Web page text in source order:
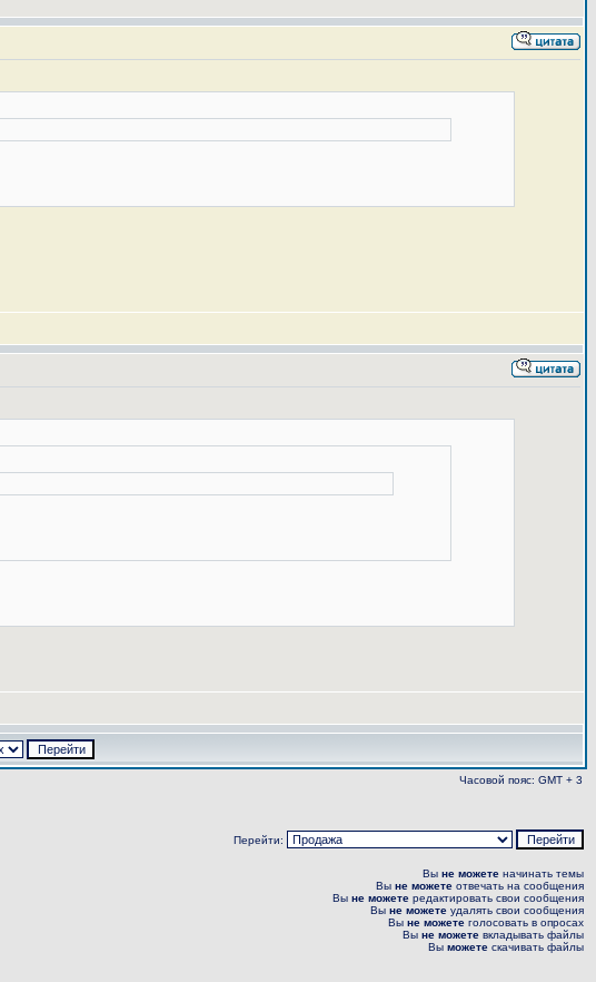
Часовой пояс: GMT + 3
Перейти:
Вы не можете начинать темы
Вы не можете отвечать на сообщения
Вы не можете редактировать свои сообщения
Вы не можете удалять свои сообщения
Вы не можете голосовать в опросах
Вы не можете вкладывать файлы
Вы можете скачивать файлы